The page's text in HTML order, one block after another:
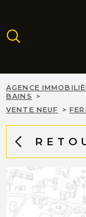
la
recherche
menu
principal
contenu
AGENCE
BAINS
VENTE NEUF